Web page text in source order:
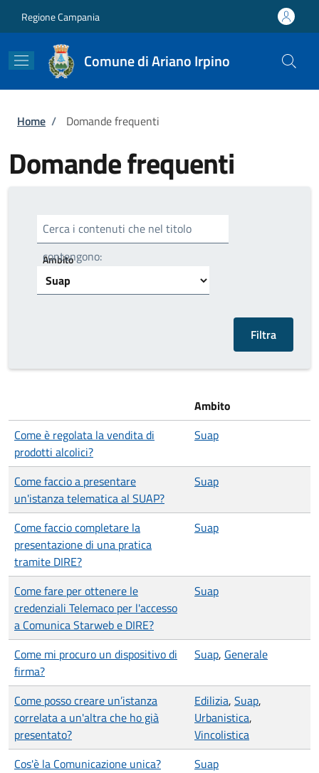
Regione Campania
Comune di Ariano Irpino
Briciole di pane
Home / Domande frequenti
Domande frequenti
Cerca i contenuti che nel titolo
contengono:
Ambito
Ambito
Come è regolata la vendita di
prodotti alcolici?
Suap
Come faccio a presentare
un'istanza telematica al SUAP?
Suap
Come faccio completare la
presentazione di una pratica
tramite DIRE?
Suap
Come fare per ottenere le
credenziali Telemaco per l'accesso
a Comunica Starweb e DIRE?
Suap
Come mi procuro un dispositivo di
firma?
Suap, Generale
Come posso creare un’istanza
correlata a un'altra che ho già
presentato?
Edilizia, Suap,
Urbanistica,
Vincolistica
Cos'è la Comunicazione unica?
Suap